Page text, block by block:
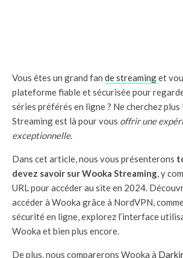
Vous êtes un grand fan de streaminget
plateforme fiable et sécurisée pour
séries préférés en ligne ? Ne cherchez plus
Streaming est là pour vous offrir une
exceptionnelle.
Dans cet article, nous vous présenterons
devez savoir sur Wooka Streaming, y
URL pour accéder au site en 2024.
accéder à Wooka grâce à NordVPN,
sécurité en ligne, explorez l’interface
Wooka et bien plus encore.
De plus, nous comparerons Wooka à